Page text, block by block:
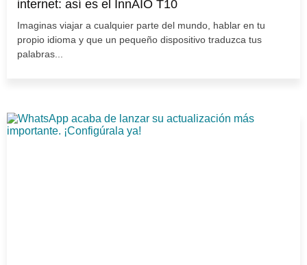
internet: así es el InnAIO T10
Imaginas viajar a cualquier parte del mundo, hablar en tu
propio idioma y que un pequeño dispositivo traduzca tus
palabras...